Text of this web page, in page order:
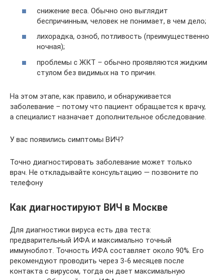
снижение веса. Обычно оно выглядит
беспричинным, человек не понимает, в чем дело;
лихорадка, озноб, потливость (преимущественно
ночная);
проблемы с ЖКТ – обычно проявляются жидким
стулом без видимых на то причин.
На этом этапе, как правило, и обнаруживается
заболевание – потому что пациент обращается к врачу,
а специалист назначает дополнительное обследование.
У вас появились симптомы ВИЧ?
Точно диагностировать заболевание может только
врач. Не откладывайте консультацию — позвоните по
телефону
Как диагностируют ВИЧ в Москве
Для диагностики вируса есть два теста:
предварительный ИФА и максимально точный
иммуноблот. Точность ИФА составляет около 90%. Его
рекомендуют проводить через 3-6 месяцев после
контакта с вирусом, тогда он дает максимальную